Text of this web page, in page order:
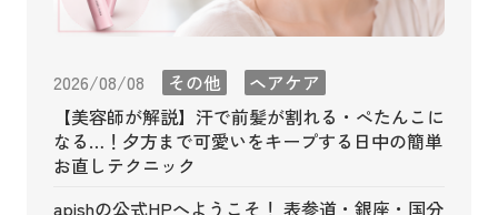
2026/08/08 その他
ヘアケア
【美容師が解説】汗で前髪が割れる・ぺたんこに
なる…！夕方まで可愛いをキープする日中の簡単
お直しテクニック
apishの公式HPへようこそ！ 表参道・銀座・国分